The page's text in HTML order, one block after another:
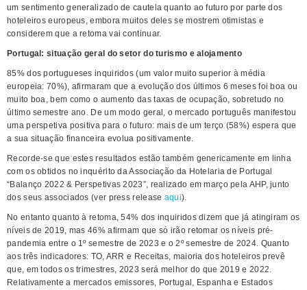
um sentimento generalizado de cautela quanto ao futuro por parte dos
hoteleiros europeus, embora muitos deles se mostrem otimistas e
considerem que a retoma vai continuar.
Portugal: situação geral do setor do turismo e alojamento
85% dos portugueses inquiridos (um valor muito superior à média
europeia: 70%), afirmaram que a evolução dos últimos 6 meses foi boa ou
muito boa, bem como o aumento das taxas de ocupação, sobretudo no
último semestre ano. De um modo geral, o mercado português manifestou
uma perspetiva positiva para o futuro: mais de um terço (58%) espera que
a sua situação financeira evolua positivamente.
Recorde-se que estes resultados estão também genericamente em linha
com os obtidos no inquérito da Associação da Hotelaria de Portugal
“Balanço 2022 & Perspetivas 2023”, realizado em março pela AHP, junto
dos seus associados (ver press release aqui).
No entanto quanto à retoma, 54% dos inquiridos dizem que já atingiram os
níveis de 2019, mas 46% afirmam que só irão retomar os níveis pré-
pandemia entre o 1º semestre de 2023 e o 2º semestre de 2024. Quanto
aos três indicadores: TO, ARR e Receitas, maioria dos hoteleiros prevê
que, em todos os trimestres, 2023 será melhor do que 2019 e 2022.
Relativamente a mercados emissores, Portugal, Espanha e Estados